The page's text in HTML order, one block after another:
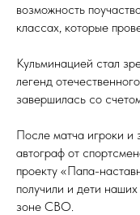
возможность
классах, которые
Кульминацией стал
легенд
завершилась со
После матча игроки и
автограф от
проекту «Папа-
получили и дети
зоне СВО.